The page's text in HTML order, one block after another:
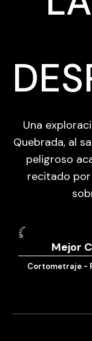
Una
Quebrada, al
peligroso
recitado
Mejor
Cortometraje -